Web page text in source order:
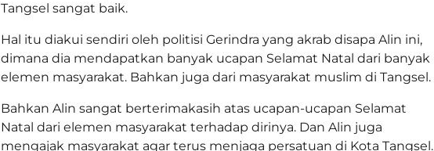
Tangsel sangat baik.
Hal itu diakui sendiri oleh politisi Gerindra yang akrab disapa Alin ini,
dimana dia mendapatkan banyak ucapan Selamat Natal dari banyak
elemen masyarakat. Bahkan juga dari masyarakat muslim di Tangsel.
Bahkan Alin sangat berterimakasih atas ucapan-ucapan Selamat
Natal dari elemen masyarakat terhadap dirinya. Dan Alin juga
mengajak masyarakat agar terus menjaga persatuan di Kota Tangsel.